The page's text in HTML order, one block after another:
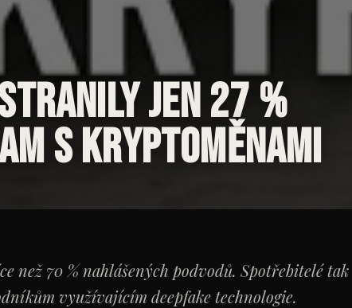
jen 27 %
s kryptoměnami
než 70 % nahlášených podvodů. Spotřebitelé tak
využívajícím deepfake technologie.